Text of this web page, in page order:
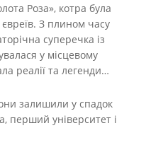
Роза», котра була
З плином часу
суперечка із
у місцевому
реалії та легенди…
залишили у спадок
перший університет і